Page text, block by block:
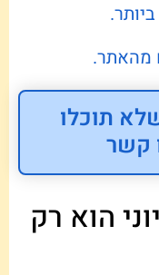
מהאתר.
תוכלו
קשר
הוא רק